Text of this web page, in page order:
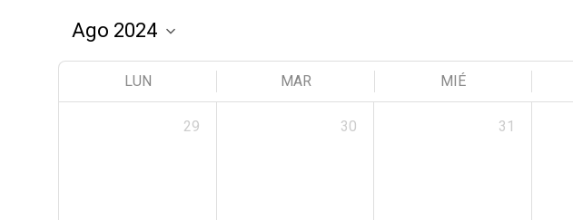
LUN MAR MIÉ
29 30 31